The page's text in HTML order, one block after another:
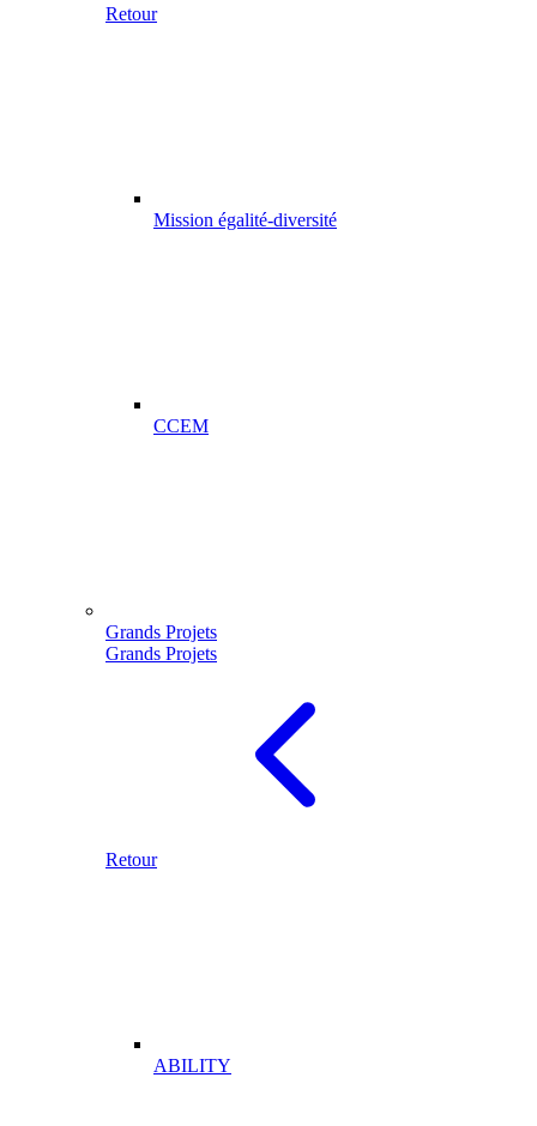
Retour
Mission égalité-diversité
CCEM
Grands Projets
Grands Projets
Retour
ABILITY